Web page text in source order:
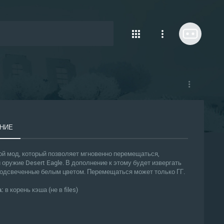
мод, который позволяет мгновенно перемещаться,
оружие Desert Eagle. В дополнение к этому будет извергать
белым цветом. Перемещаться может только ГГ.
в корень кэша (не в files)